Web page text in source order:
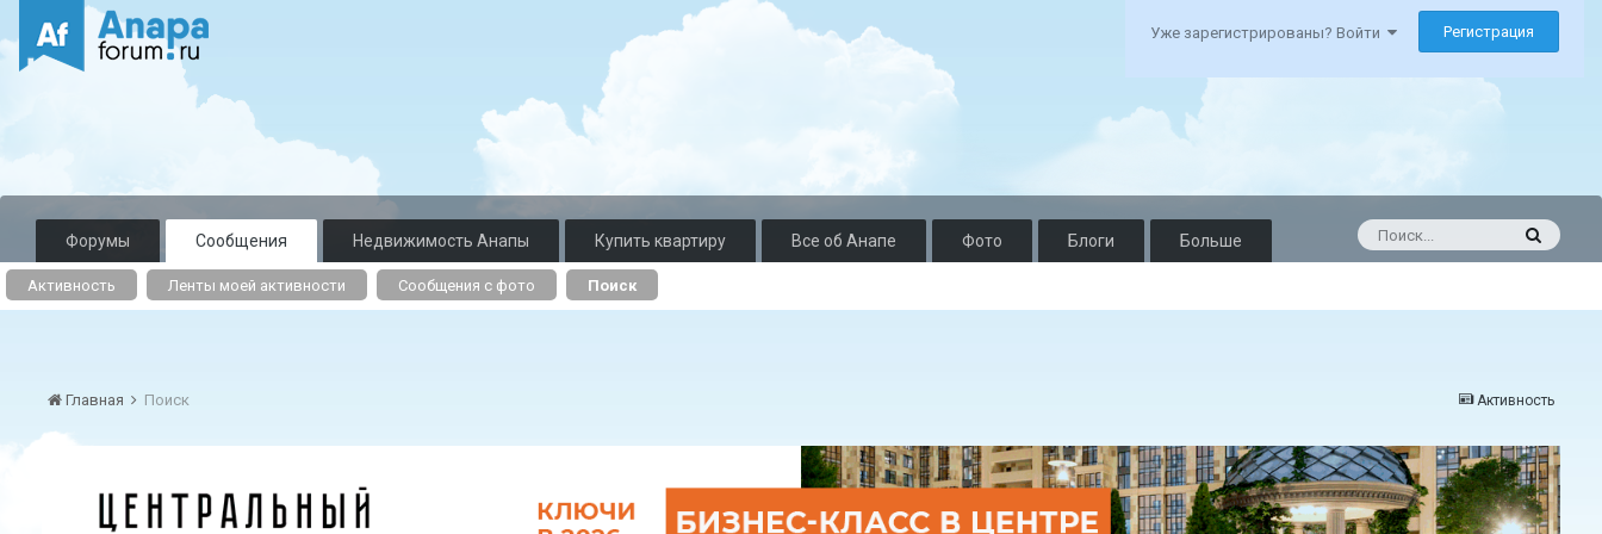
Уже зарегистрированы? Войти Регистрация
Форумы Сообщения
Активность Ленты моей активности Сообщения с фото Поиск
Недвижимость Анапы Купить квартиру Все об Анапе Фото Блоги Больше
Активность
Главная Поиск